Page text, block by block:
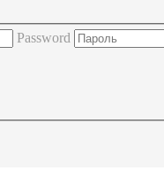
Password